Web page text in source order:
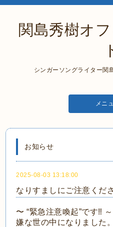
関島秀樹オ
シンガーソングライター関
メニ
お知らせ
2025-08-03 13:18:00
なりすましにご注意くだ
〜 “緊急注意喚起”です‼ ～
嫌な世の中になりました